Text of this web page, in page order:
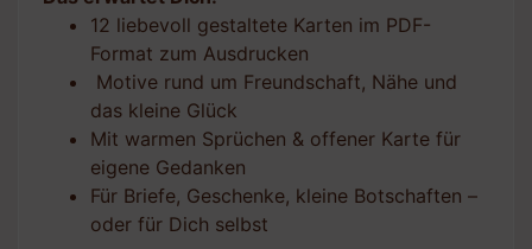
12 liebevoll gestaltete Karten im PDF-
Format zum Ausdrucken
Motive rund um Freundschaft, Nähe und
das kleine Glück
Mit warmen Sprüchen & offener Karte für
eigene Gedanken
Für Briefe, Geschenke, kleine Botschaften –
oder für Dich selbst